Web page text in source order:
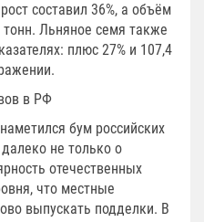
составил 36%, а объём
Льняное семя также
плюс 27% и 107,4
в РФ
бум российских
не только о
отечественных
что местные
выпускать подделки. В